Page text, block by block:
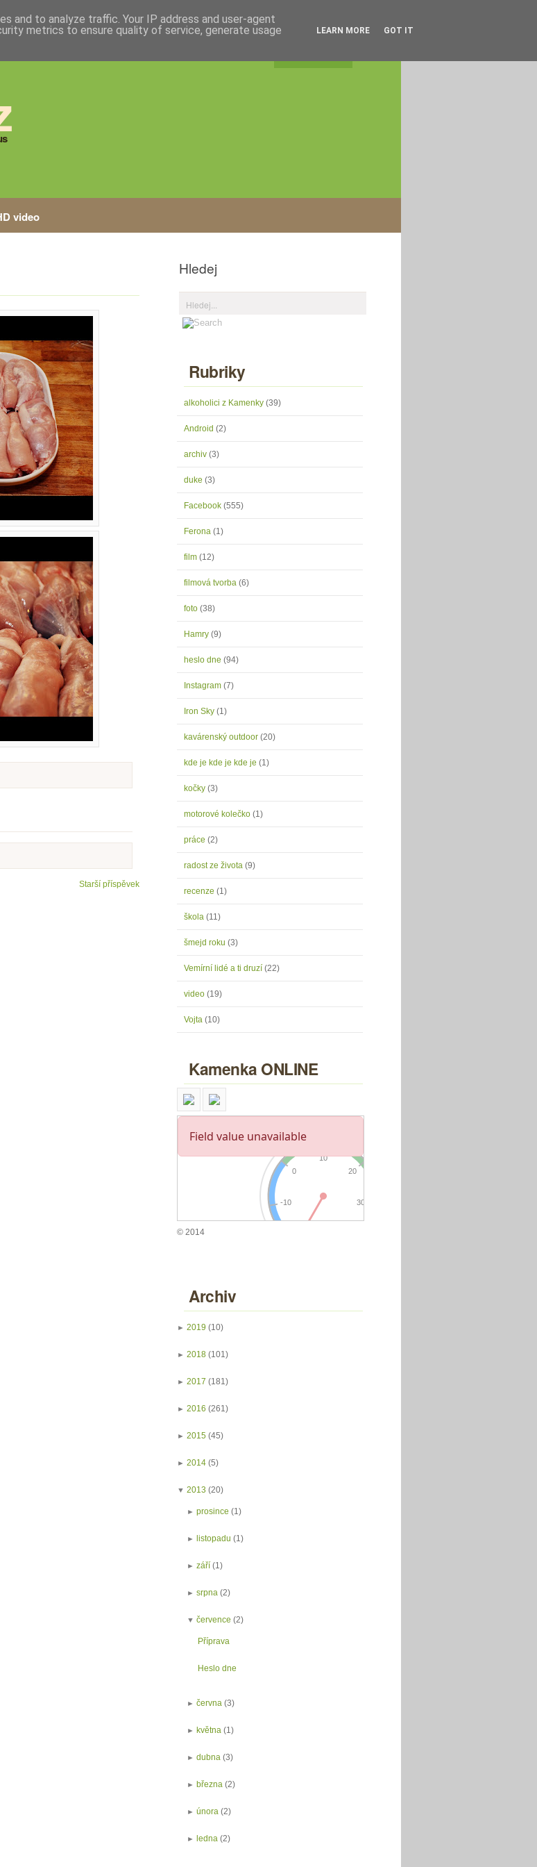
video
Starší příspěvek
Hledej
Rubriky
alkoholici z Kamenky (39)
Android (2)
archiv (3)
duke (3)
Facebook (555)
Ferona (1)
film (12)
filmová tvorba (6)
foto (38)
Hamry (9)
heslo dne (94)
Instagram (7)
Iron Sky (1)
kavárenský outdoor (20)
kde je kde je kde je (1)
kočky (3)
motorové kolečko (1)
práce (2)
radost ze života (9)
recenze (1)
škola (11)
šmejd roku (3)
Vemírní lidé a ti druzí (22)
video (19)
Vojta (10)
Kamenka ONLINE
© 2014
Archiv
► 2019 (10)
► 2018 (101)
► 2017 (181)
► 2016 (261)
► 2015 (45)
► 2014 (5)
▼ 2013 (20)
►prosince (1)
►listopadu (1)
►září (1)
►srpna (2)
▼července (2)
Příprava
Heslo dne
►června (3)
►května (1)
►dubna (3)
►března (2)
►února (2)
►ledna (2)
and to analyze traffic. Your IP address and user-agent
metrics to ensure quality of service, generate usage
LEARN MORE GOT IT